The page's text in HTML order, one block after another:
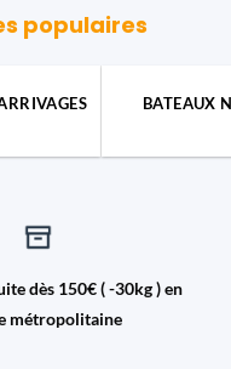
populaires
BATEAUX
dès 150€ ( -30kg ) en
métropolitaine